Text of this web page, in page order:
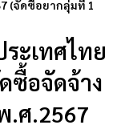
(จัดซื้อยากลุ่มที่ 1
ะเทศไทย
ซื้อจัดจ้าง
.ศ.2567